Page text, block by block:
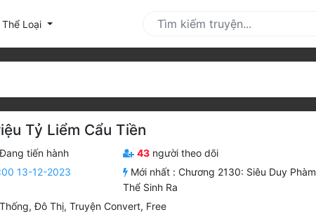
Thể Loại
Tỷ Liểm Cẩu Tiền
tiến hành 43 người theo dõi
13-12-2023 Mới nhất :Chương 2130: Siêu Duy Phàm
Thể Sinh Ra
,Đô Thị, Truyện Convert, Free